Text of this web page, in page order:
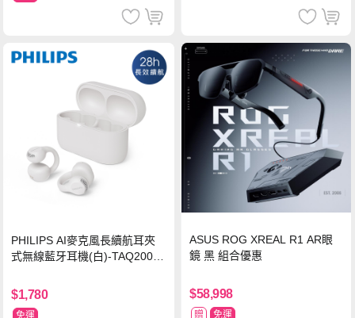
PHILIPS AI麥克風長續航耳夾
式無線藍牙耳機(白)-TAQ2000
$1,780
免運
ASUS ROG XREAL R1 AR眼
鏡 黑 組合優惠
$58,998
贈 免運